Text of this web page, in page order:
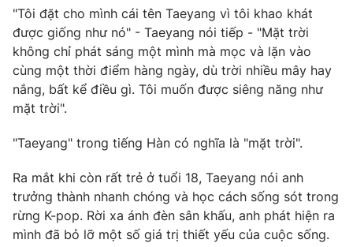
VTV Money VTV Thể thao
VTV Sức khoẻ Bất động sản
Thị trường 24h Tấm lòng Việt
VTV4 Vươn mình bằng AI
VTV9 VTV8
Liên hệ tòa soạn English
"Tôi đặt cho mình cái tên Taeyang vì tôi khao khát
được giống như nó" - Taeyang nói tiếp - "Mặt trời
không chỉ phát sáng một mình mà mọc và lặn vào
cùng một thời điểm hàng ngày, dù trời nhiều mây hay
nắng, bất kể điều gì. Tôi muốn được siêng năng như
mặt trời".
"Taeyang" trong tiếng Hàn có nghĩa là "mặt trời".
Ra mắt khi còn rất trẻ ở tuổi 18, Taeyang nói anh
trưởng thành nhanh chóng và học cách sống sót trong
rừng K-pop. Rời xa ánh đèn sân khấu, anh phát hiện ra
mình đã bỏ lỡ một số giá trị thiết yếu của cuộc sống.